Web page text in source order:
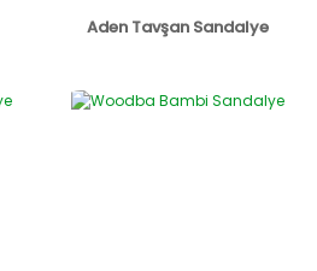
Aden Tavşan Sandalye